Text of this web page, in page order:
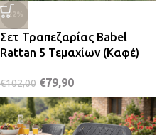
-22%
Σετ Τραπεζαρίας Babel
Rattan 5 Τεμαχίων (Καφέ)
€102,00 €79,90